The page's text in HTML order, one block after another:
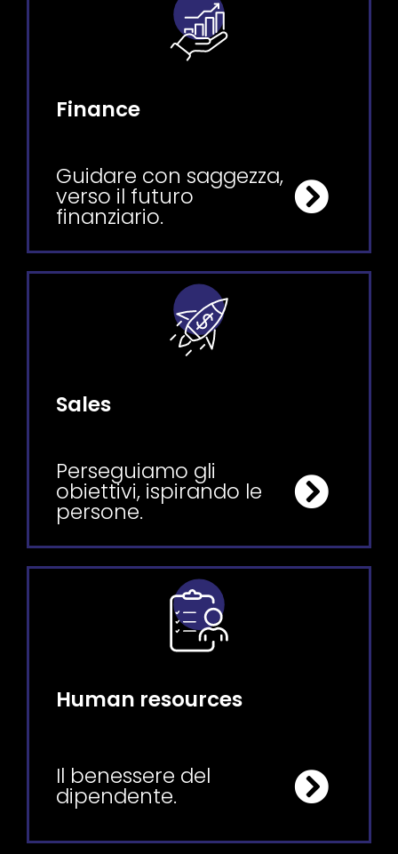
Finance
Guidare con saggezza,
verso il futuro
finanziario.
Sales
Perseguiamo gli
obiettivi, ispirando le
persone.
Human resources
Il benessere del
dipendente.